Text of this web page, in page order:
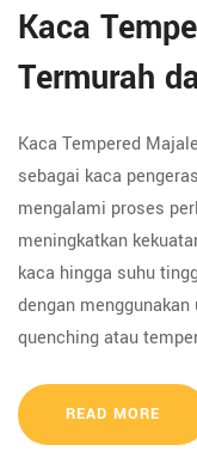
Kaca
Termurah
Kaca Tempered
sebagai kaca
mengalami proses
meningkatkan
kaca hingga suhu
dengan
quenching atau
READ MORE